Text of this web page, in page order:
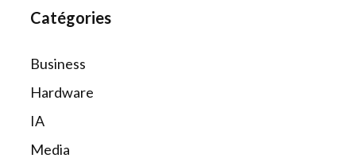
Catégories
Business
Hardware
IA
Media